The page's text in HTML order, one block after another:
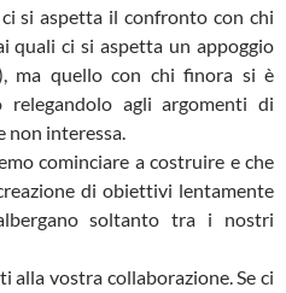
si aspetta il confronto con chi
quali ci si aspetta un appoggio
ma quello con chi finora si è
agli argomenti di
non interessa.
cominciare a costruire e che
di obiettivi lentamente
soltanto tra i nostri
alla vostra collaborazione. Se ci